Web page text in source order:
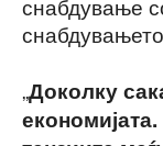
снабдување
„Доколку